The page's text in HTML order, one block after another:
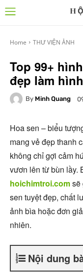
Home THƯ VIỆN ẢNH
Top 99+
đẹp làm
By Minh Quang
Hoa sen – biểu
mang vẻ đẹp thanh
không chỉ gợi cảm
vươn lên từ bùn lầy.
hoichimtroi.comsẽ
sen tuyệt đẹp, chất
ảnh bìa hoặc đơn
nhiên.
Nội dung